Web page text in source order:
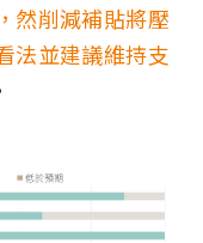
然削減補貼將壓
法並建議維持支